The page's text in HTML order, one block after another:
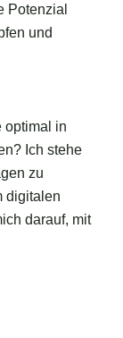
Potenzial
und
optimal in
Ich stehe
zu
digitalen
darauf, mit